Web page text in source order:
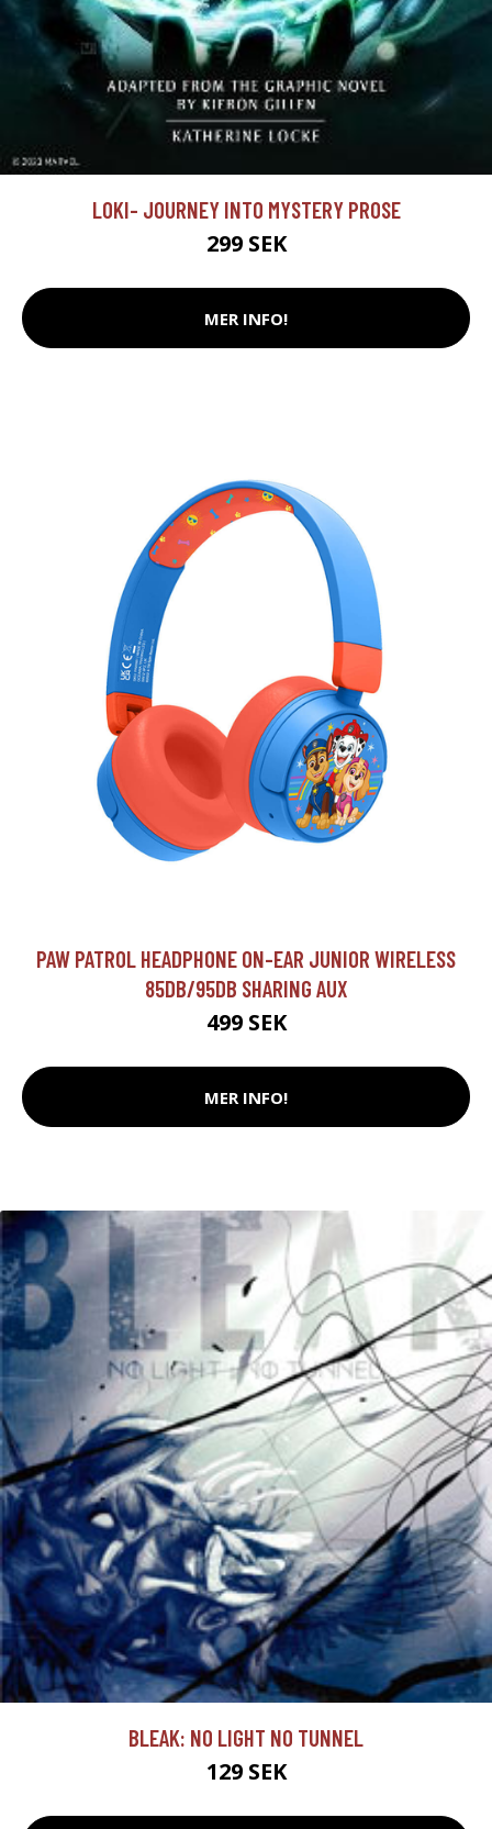
LOKI- JOURNEY INTO MYSTERY PROSE
299 SEK
MER INFO!
PAW PATROL HEADPHONE ON-EAR JUNIOR WIRELESS
85DB/95DB SHARING AUX
499 SEK
MER INFO!
BLEAK: NO LIGHT NO TUNNEL
129 SEK